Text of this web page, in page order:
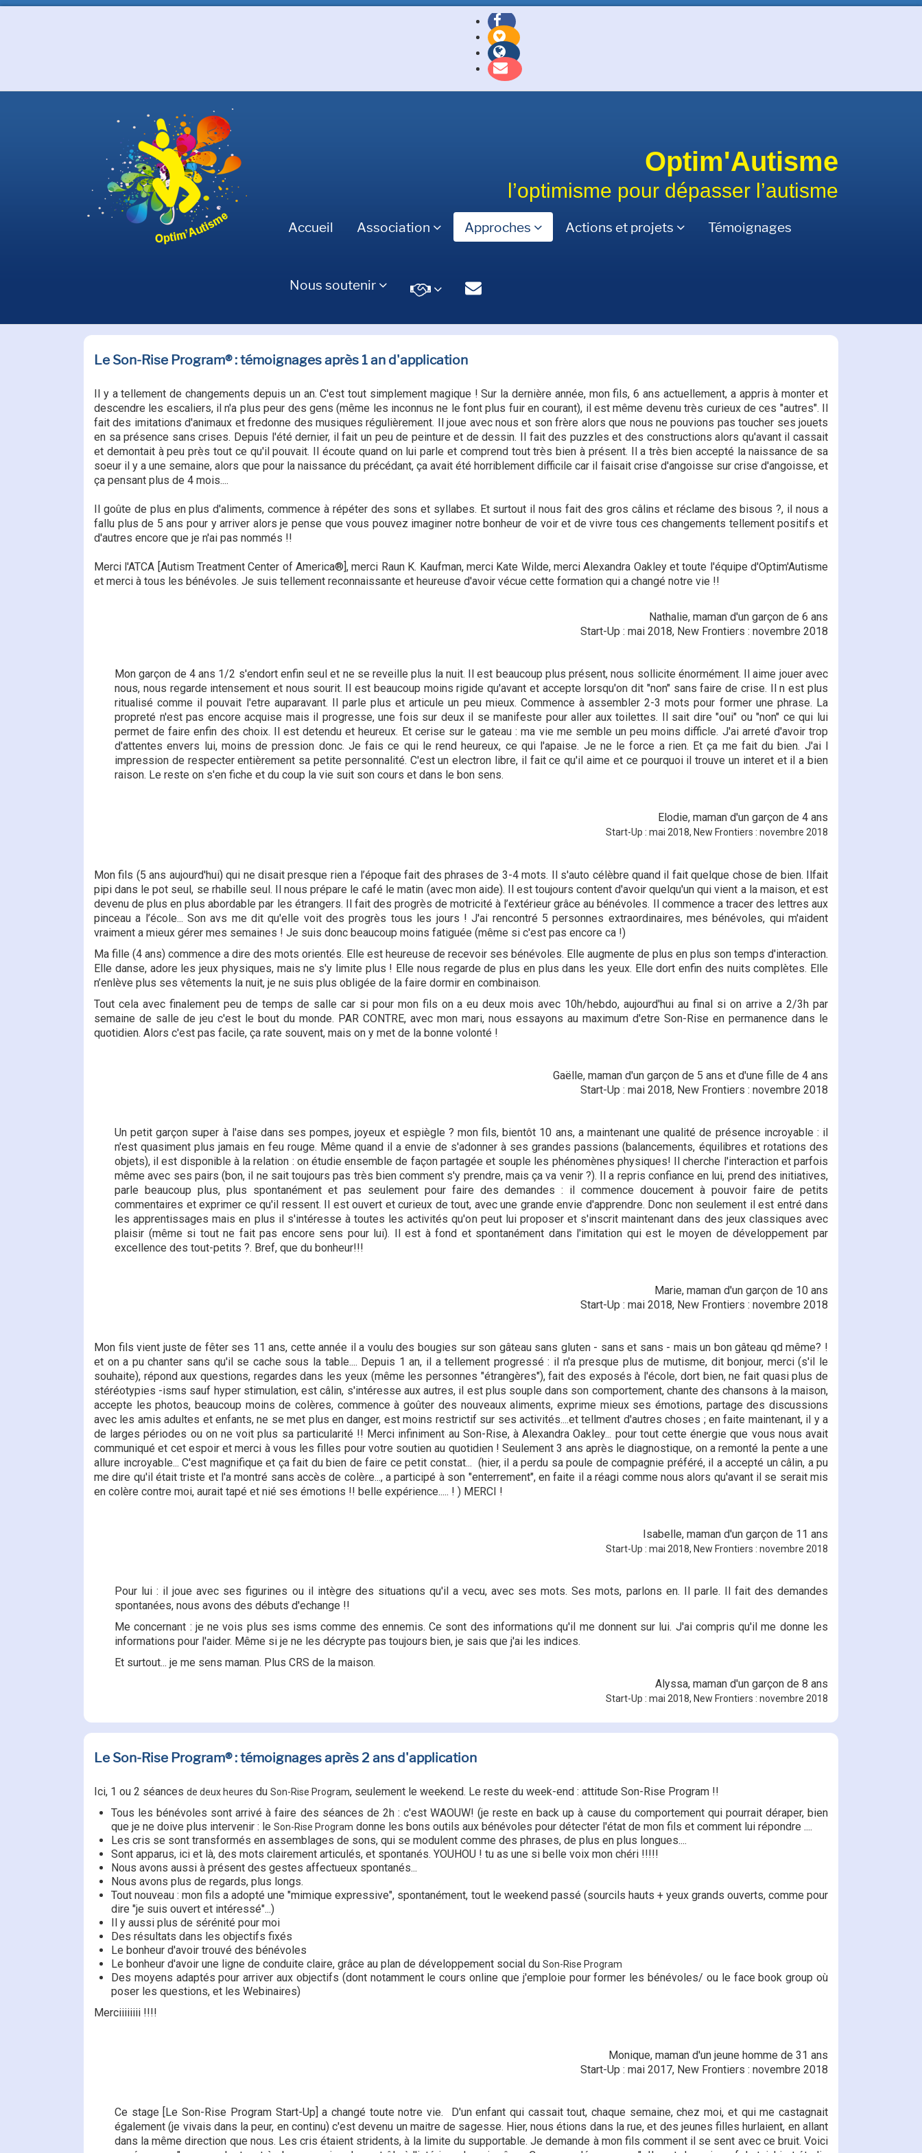
Optim'Autisme
l’optimisme pour dépasser l’autisme
Accueil Association Approches Actions et projets Témoignages
Nous soutenir
Le Son-Rise Program® : témoignages après 1 an d'application
Il y a tellement de changements depuis un an. C'est tout simplement magique ! Sur la dernière année, mon fils, 6 ans actuellement, a appris à monter et
descendre les escaliers, il n'a plus peur des gens (même les inconnus ne le font plus fuir en courant), il est même devenu très curieux de ces "autres". Il
fait des imitations d'animaux et fredonne des musiques régulièrement. Il joue avec nous et son frère alors que nous ne pouvions pas toucher ses jouets
en sa présence sans crises. Depuis l'été dernier, il fait un peu de peinture et de dessin. Il fait des puzzles et des constructions alors qu'avant il cassait
et demontait à peu près tout ce qu'il pouvait. Il écoute quand on lui parle et comprend tout très bien à présent. Il a très bien accepté la naissance de sa
soeur il y a une semaine, alors que pour la naissance du précédant, ça avait été horriblement difficile car il faisait crise d'angoisse sur crise d'angoisse, et
ça pensant plus de 4 mois....
Il goûte de plus en plus d'aliments, commence à répéter des sons et syllabes. Et surtout il nous fait des gros câlins et réclame des bisous ?, il nous a
fallu plus de 5 ans pour y arriver alors je pense que vous pouvez imaginer notre bonheur de voir et de vivre tous ces changements tellement positifs et
d'autres encore que je n'ai pas nommés !!
Merci l'ATCA [Autism Treatment Center of America®], merci Raun K. Kaufman, merci Kate Wilde, merci Alexandra Oakley et toute l'équipe d'Optim'Autisme
et merci à tous les bénévoles. Je suis tellement reconnaissante et heureuse d'avoir vécue cette formation qui a changé notre vie !!
Nathalie, maman d'un garçon de 6 ans
Start-Up : mai 2018, New Frontiers : novembre 2018
Mon garçon de 4 ans 1/2 s'endort enfin seul et ne se reveille plus la nuit. Il est beaucoup plus présent, nous sollicite énormément. Il aime jouer avec
nous, nous regarde intensement et nous sourit. Il est beaucoup moins rigide qu'avant et accepte lorsqu'on dit "non" sans faire de crise. Il n est plus
ritualisé comme il pouvait l'etre auparavant. Il parle plus et articule un peu mieux. Commence à assembler 2-3 mots pour former une phrase. La
propreté n'est pas encore acquise mais il progresse, une fois sur deux il se manifeste pour aller aux toilettes. Il sait dire "oui" ou "non" ce qui lui
permet de faire enfin des choix. Il est detendu et heureux. Et cerise sur le gateau : ma vie me semble un peu moins difficle. J'ai arreté d'avoir trop
d'attentes envers lui, moins de pression donc. Je fais ce qui le rend heureux, ce qui l'apaise. Je ne le force a rien. Et ça me fait du bien. J'ai l
impression de respecter entièrement sa petite personnalité. C'est un electron libre, il fait ce qu'il aime et ce pourquoi il trouve un interet et il a bien
raison. Le reste on s'en fiche et du coup la vie suit son cours et dans le bon sens.
Elodie, maman d'un garçon de 4 ans
Start-Up : mai 2018, New Frontiers : novembre 2018
Mon fils (5 ans aujourd'hui) qui ne disait presque rien a l’époque fait des phrases de 3-4 mots. Il s'auto célèbre quand il fait quelque chose de bien. Ilfait
pipi dans le pot seul, se rhabille seul. Il nous prépare le café le matin (avec mon aide). Il est toujours content d'avoir quelqu'un qui vient a la maison, et est
devenu de plus en plus abordable par les étrangers. Il fait des progrès de motricité à l’extérieur grâce au bénévoles. Il commence a tracer des lettres aux
pinceau a l’école... Son avs me dit qu'elle voit des progrès tous les jours ! J'ai rencontré 5 personnes extraordinaires, mes bénévoles, qui m'aident
vraiment a mieux gérer mes semaines ! Je suis donc beaucoup moins fatiguée (même si c'est pas encore ca !)
Ma fille (4 ans) commence a dire des mots orientés. Elle est heureuse de recevoir ses bénévoles. Elle augmente de plus en plus son temps d'interaction.
Elle danse, adore les jeux physiques, mais ne s'y limite plus ! Elle nous regarde de plus en plus dans les yeux. Elle dort enfin des nuits complètes. Elle
n’enlève plus ses vêtements la nuit, je ne suis plus obligée de la faire dormir en combinaison.
Tout cela avec finalement peu de temps de salle car si pour mon fils on a eu deux mois avec 10h/hebdo, aujourd'hui au final si on arrive a 2/3h par
semaine de salle de jeu c'est le bout du monde. PAR CONTRE, avec mon mari, nous essayons au maximum d'etre Son-Rise en permanence dans le
quotidien. Alors c'est pas facile, ça rate souvent, mais on y met de la bonne volonté !
Gaëlle, maman d'un garçon de 5 ans et d'une fille de 4 ans
Start-Up : mai 2018, New Frontiers : novembre 2018
Un petit garçon super à l'aise dans ses pompes, joyeux et espiègle ? mon fils, bientôt 10 ans, a maintenant une qualité de présence incroyable : il
n'est quasiment plus jamais en feu rouge. Même quand il a envie de s'adonner à ses grandes passions (balancements, équilibres et rotations des
objets), il est disponible à la relation : on étudie ensemble de façon partagée et souple les phénomènes physiques! Il cherche l'interaction et parfois
même avec ses pairs (bon, il ne sait toujours pas très bien comment s'y prendre, mais ça va venir ?). Il a repris confiance en lui, prend des initiatives,
parle beaucoup plus, plus spontanément et pas seulement pour faire des demandes : il commence doucement à pouvoir faire de petits
commentaires et exprimer ce qu'il ressent. Il est ouvert et curieux de tout, avec une grande envie d'apprendre. Donc non seulement il est entré dans
les apprentissages mais en plus il s'intéresse à toutes les activités qu'on peut lui proposer et s'inscrit maintenant dans des jeux classiques avec
plaisir (même si tout ne fait pas encore sens pour lui). Il est à fond et spontanément dans l'imitation qui est le moyen de développement par
excellence des tout-petits ?. Bref, que du bonheur!!!
Marie, maman d'un garçon de 10 ans
Start-Up : mai 2018, New Frontiers : novembre 2018
Mon fils vient juste de fêter ses 11 ans, cette année il a voulu des bougies sur son gâteau sans gluten - sans et sans - mais un bon gâteau qd même? !
et on a pu chanter sans qu'il se cache sous la table.... Depuis 1 an, il a tellement progressé : il n'a presque plus de mutisme, dit bonjour, merci (s'il le
souhaite), répond aux questions, regardes dans les yeux (même les personnes "étrangères"), fait des exposés à l'école, dort bien, ne fait quasi plus de
stéréotypies -isms sauf hyper stimulation, est câlin, s'intéresse aux autres, il est plus souple dans son comportement, chante des chansons à la maison,
accepte les photos, beaucoup moins de colères, commence à goûter des nouveaux aliments, exprime mieux ses émotions, partage des discussions
avec les amis adultes et enfants, ne se met plus en danger, est moins restrictif sur ses activités....et tellment d'autres choses ; en faite maintenant, il y a
de larges périodes ou on ne voit plus sa particularité !! Merci infiniment au Son-Rise, à Alexandra Oakley... pour tout cette énergie que vous nous avait
communiqué et cet espoir et merci à vous les filles pour votre soutien au quotidien ! Seulement 3 ans après le diagnostique, on a remonté la pente a une
allure incroyable... C'est magnifique et ça fait du bien de faire ce petit constat... (hier, il a perdu sa poule de compagnie préféré, il a accepté un câlin, a pu
me dire qu'il était triste et l'a montré sans accès de colère..., a participé à son "enterrement", en faite il a réagi comme nous alors qu'avant il se serait mis
en colère contre moi, aurait tapé et nié ses émotions !! belle expérience..... ! ) MERCI !
Isabelle, maman d'un garçon de 11 ans
Start-Up : mai 2018, New Frontiers : novembre 2018
Pour lui : il joue avec ses figurines ou il intègre des situations qu'il a vecu, avec ses mots. Ses mots, parlons en. Il parle. Il fait des demandes
spontanées, nous avons des débuts d'echange !!
Me concernant : je ne vois plus ses isms comme des ennemis. Ce sont des informations qu'il me donnent sur lui. J'ai compris qu'il me donne les
informations pour l'aider. Même si je ne les décrypte pas toujours bien, je sais que j'ai les indices.
Et surtout... je me sens maman. Plus CRS de la maison.
Alyssa, maman d'un garçon de 8 ans
Start-Up : mai 2018, New Frontiers : novembre 2018
Le Son-Rise Program® : témoignages après 2 ans d'application
Ici, 1 ou 2 séances de deux heures du Son-Rise Program, seulement le weekend. Le reste du week-end : attitude Son-Rise Program !!
Tous les bénévoles sont arrivé à faire des séances de 2h : c'est WAOUW! (je reste en back up à cause du comportement qui pourrait déraper, bien
que je ne doive plus intervenir : le Son-Rise Program donne les bons outils aux bénévoles pour détecter l'état de mon fils et comment lui répondre ....
Les cris se sont transformés en assemblages de sons, qui se modulent comme des phrases, de plus en plus longues....
Sont apparus, ici et là, des mots clairement articulés, et spontanés. YOUHOU ! tu as une si belle voix mon chéri !!!!!
Nous avons aussi à présent des gestes affectueux spontanés...
Nous avons plus de regards, plus longs.
Tout nouveau : mon fils a adopté une "mimique expressive", spontanément, tout le weekend passé (sourcils hauts + yeux grands ouverts, comme pour
dire "je suis ouvert et intéressé"...)
Il y aussi plus de sérénité pour moi
Des résultats dans les objectifs fixés
Le bonheur d'avoir trouvé des bénévoles
Le bonheur d'avoir une ligne de conduite claire, grâce au plan de développement social du Son-Rise Program
Des moyens adaptés pour arriver aux objectifs (dont notamment le cours online que j'emploie pour former les bénévoles/ ou le face book group où
poser les questions, et les Webinaires)
Merciiiiiiii !!!!
Monique, maman d'un jeune homme de 31 ans
Start-Up : mai 2017, New Frontiers : novembre 2018
Ce stage [Le Son-Rise Program Start-Up] a changé toute notre vie. D'un enfant qui cassait tout, chaque semaine, chez moi, et qui me castagnait
également (je vivais dans la peur, en continu) c'est devenu un maitre de sagesse. Hier, nous étions dans la rue, et des jeunes filles hurlaient, en allant
dans la même direction que nous. Les cris étaient stridents, à la limite du supportable. Je demande à mon fils comment il se sent avec ce bruit. Voici